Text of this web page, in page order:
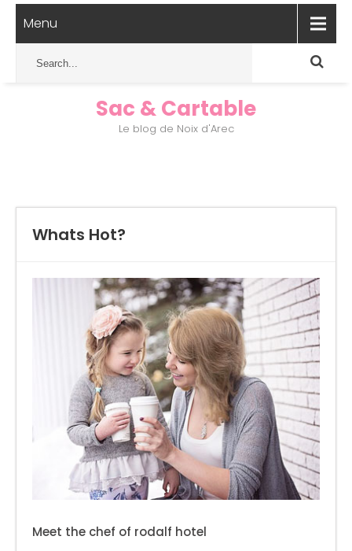
Menu
Sac & Cartable
Le blog de Noix d'Arec
Whats Hot?
Meet the chef of rodalf hotel